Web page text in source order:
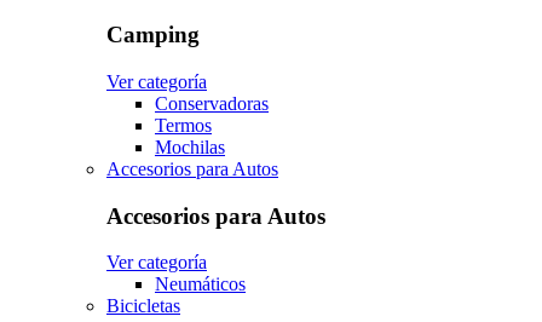
Camping
Ver categoría
Conservadoras
Termos
Mochilas
Accesorios para Autos
Accesorios para Autos
Ver categoría
Neumáticos
Bicicletas